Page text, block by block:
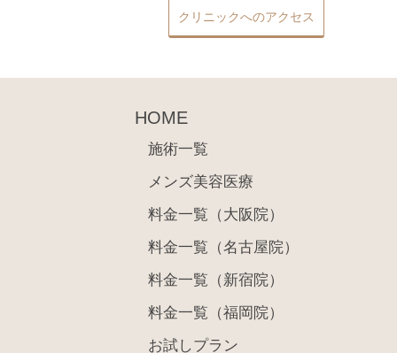
クリニックへのアクセス
HOME
施術一覧
メンズ美容医療
料金一覧（大阪院）
料金一覧（名古屋院）
料金一覧（新宿院）
料金一覧（福岡院）
お試しプラン